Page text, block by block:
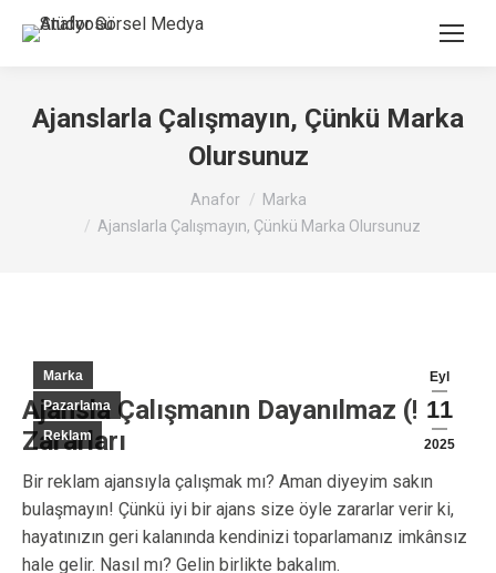
Ajanslarla Çalışmayın, Çünkü Marka
Olursunuz
Anafor
Marka
Ajanslarla Çalışmayın, Çünkü Marka Olursunuz
Eyl
11
2025
Marka
Pazarlama
Reklam
Ajansla Çalışmanın Dayanılmaz (!)
Zararları
Bir reklam ajansıyla çalışmak mı? Aman diyeyim sakın
bulaşmayın! Çünkü iyi bir ajans size öyle zararlar verir ki,
hayatınızın geri kalanında kendinizi toparlamanız imkânsız
hale gelir. Nasıl mı? Gelin birlikte bakalım.